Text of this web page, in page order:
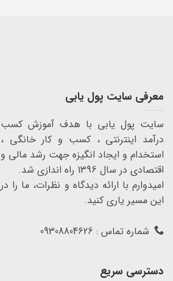
معرفی سایت پول یابی
سایت پول یابی با هدف آموزش کسب
درآمد اینترنتی ، کسب و کار خانگی ،
استخدام و ایجاد انگیزه جهت رشد مالی و
اقتصادی در سال 1396 راه اندازی شد.
امیدوارم با ارائه دیدگاه و نظرات، ما را در
این مسیر یاری کنید.
شماره تماس : 09308804626
دسترسی سریع